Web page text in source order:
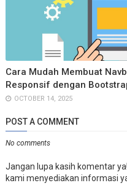
Cara Mudah Membuat
Responsif dengan
OCTOBER 14, 2025
POST A COMMENT
No comments
Jangan lupa kasih komentar
kami menyediakan informasi